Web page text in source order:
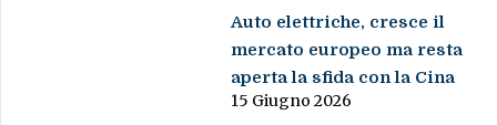
Auto elettriche, cresce il
mercato europeo ma resta
aperta la sfida con la Cina
15 Giugno 2026